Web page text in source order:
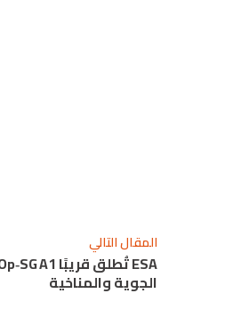
المقال التالي
الجوية والمناخية